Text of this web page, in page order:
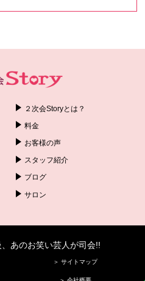
２次会Storyとは？
料金
お客様の声
スタッフ紹介
ブログ
サロン
あのお笑い芸人が司会!!
＞ サイトマップ